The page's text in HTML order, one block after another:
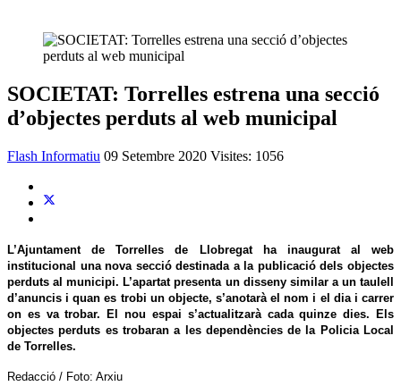
SOCIETAT: Torrelles estrena una secció
d’objectes perduts al web municipal
Flash Informatiu 09 Setembre 2020 Visites: 1056
L’Ajuntament de Torrelles de Llobregat ha inaugurat al web
institucional una nova secció destinada a la publicació dels objectes
perduts al municipi. L’apartat presenta un disseny similar a un taulell
d’anuncis i quan es trobi un objecte, s’anotarà el nom i el dia i carrer
on es va trobar. El nou espai s’actualitzarà cada quinze dies. Els
objectes perduts es trobaran a les dependències de la Policia Local
de Torrelles.
Redacció / Foto: Arxiu